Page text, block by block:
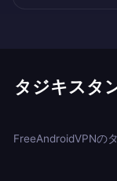
タジキスタ
FreeAndroidVPNの